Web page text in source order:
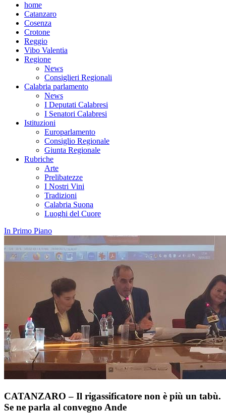
home
Catanzaro
Cosenza
Crotone
Reggio
Vibo Valentia
Regione
News
Consiglieri Regionali
Calabria parlamento
News
I Deputati Calabresi
I Senatori Calabresi
Istituzioni
Europarlamento
Consiglio Regionale
Giunta Regionale
Rubriche
Arte
Prelibatezze
I Nostri Vini
Tradizioni
Calabria Suona
Luoghi del Cuore
In Primo Piano
CATANZARO – Il rigassificatore non è più un tabù.
Se ne parla al convegno Ande